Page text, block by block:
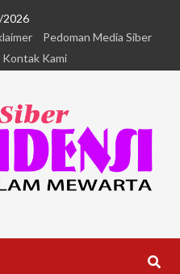
Pedoman Media Siber
Kontak Kami